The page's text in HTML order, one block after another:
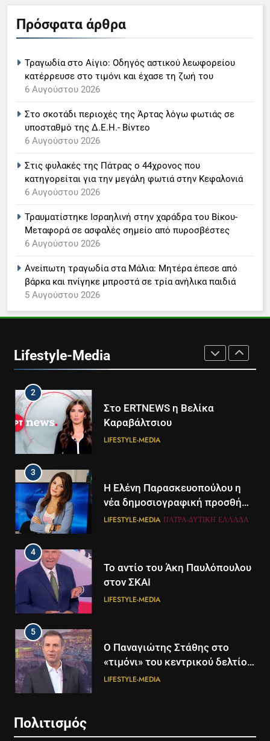
«Τσουνάμι» απατών στη Δυτική
5 Αυγούστου 2026
Πρόσφατα άρθρα
Τραγωδία στο Αίγιο: Οδηγός αστικού λεωφορείου
κατέρρευσε στο τιμόνι και έχασε τη ζωή του
6 Αυγούστου 2026
Στο σκοτάδι περιοχές της Άρτας λόγω φωτιάς σε
υποσταθμό της Δ.Ε.Η.- Βίντεο
6 Αυγούστου 2026
Στις φυλακές της Πάτρας ο 44χρονος που
κατηγορείται για την μεγάλη φωτιά στην Κεφαλονιά
6 Αυγούστου 2026
Τραυματίστηκε Ισραηλινή στην χαράδρα του Βίκου-
Μεταφορά σε ασφαλές σημείο από πυροσβέστες
6 Αυγούστου 2026
Ανείπωτη τραγωδία στα Μάλια: Μητέρα έπεσε από
βάρκα και πνίγηκε μπροστά σε τρία ανήλικα παιδιά
5 Αυγούστου 2026
Lifestyle-Media
«τιμόνι» του κεντρικού δελτίου
ειδήσεων της ΕΡΤ
LIFESTYLE-MEDIA
6
LIFESTYLE-MEDIA
Τέλος από τον ΑΝΤ1 ο
Παναγιώτης Στάθης
8
Times μαζί σε μια νέα
συνδρομητική πρόταση
LIFESTYLE-MEDIA
1
LIFESTYLE-MEDIA
2
Στο ERTNEWS η Βελίκα
Καραβάλτσιου
LIFESTYLE-MEDIA
3
Η Ελένη Παρασκευοπούλου η
νέα δημοσιογραφική προσθήκη
του ΣΚΑΪ στην Πάτρα
LIFESTYLE-MEDIA ΠΆΤΡΑ-ΔΥΤΙΚΉ ΕΛΛΆΔΑ
4
Το αντίο του Άκη Παυλόπουλου
στον ΣΚΑΙ
LIFESTYLE-MEDIA
5
Ο Παναγιώτης Στάθης στο
«τιμόνι» του κεντρικού δελτίου
ειδήσεων της ΕΡΤ
LIFESTYLE-MEDIA
Πολιτισμός
5
Διάστημα: Εντοπίστηκαν για
πρώτη φορά ενδείξεις για τον
άνεμο που εκπέμπει η μαύρη
ΔΙΕΘΝΉ ΕΠΙΣΤΉΜΗ